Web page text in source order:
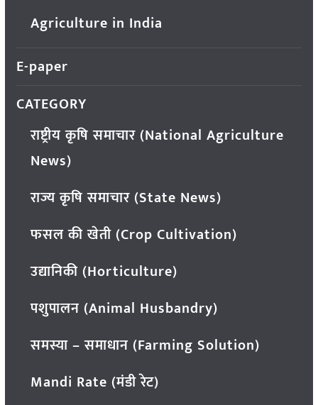
Agriculture in India
E-paper
CATEGORY
राष्ट्रीय कृषि समाचार (National Agriculture
News)
राज्य कृषि समाचार (State News)
फसल की खेती (Crop Cultivation)
उद्यानिकी (Horticulture)
पशुपालन (Animal Husbandry)
समस्या – समाधान (Farming Solution)
Mandi Rate (मंडी रेट)